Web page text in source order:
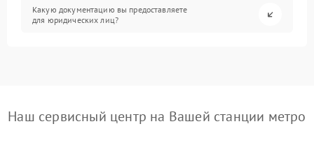
Какую документацию вы предоставляете
для юридических лиц?
Наш сервисный центр на Вашей станции метро